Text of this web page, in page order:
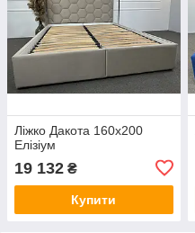
Ліжко Дакота 160х200
Елізіум
19 132 ₴
Купити